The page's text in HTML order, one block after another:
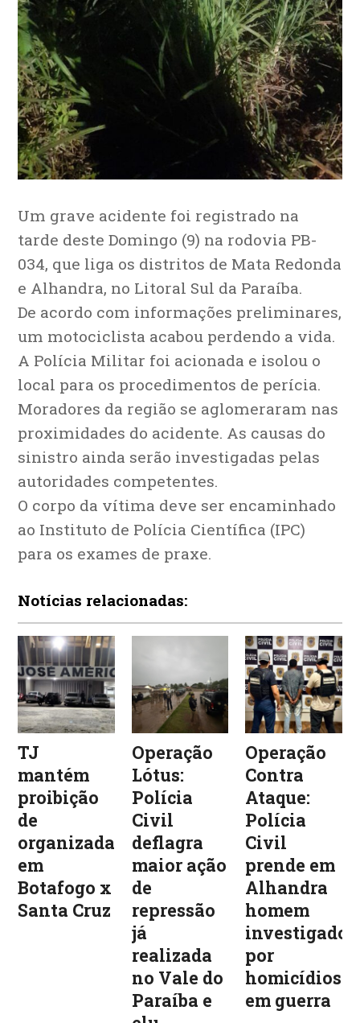
Um grave acidente foi registrado na
tarde deste Domingo (9) na rodovia PB-
034, que liga os distritos de Mata Redonda
e Alhandra, no Litoral Sul da Paraíba.
De acordo com informações preliminares,
um motociclista acabou perdendo a vida.
A Polícia Militar foi acionada e isolou o
local para os procedimentos de perícia.
Moradores da região se aglomeraram nas
proximidades do acidente. As causas do
sinistro ainda serão investigadas pelas
autoridades competentes.
O corpo da vítima deve ser encaminhado
ao Instituto de Polícia Científica (IPC)
para os exames de praxe.
Notícias relacionadas:
TJ
mantém
proibição
de
organizadas
em
Botafogo x
Santa Cruz
Operação
Lótus:
Polícia
Civil
deflagra
maior ação
de
repressão
já
realizada
no Vale do
Paraíba e
Operação
Contra
Ataque:
Polícia
Civil
prende em
Alhandra
homem
investigado
por
homicídios
em guerra